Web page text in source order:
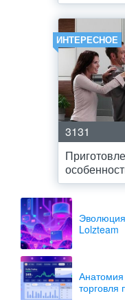
ИНТЕРЕСНОЕ
3131
Lolzteam
Анатомия